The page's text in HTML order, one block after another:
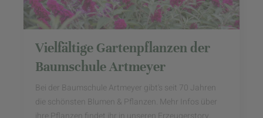
Vielfältige Gartenpflanzen der
Baumschule Artmeyer
Bei der Baumschule Artmeyer gibt's seit 70 Jahren
die schönsten Blumen & Pflanzen. Mehr Infos über